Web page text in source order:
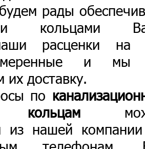
рады
кольцами
расценки на
и мы
их доставку.
по
кольцам
из нашей